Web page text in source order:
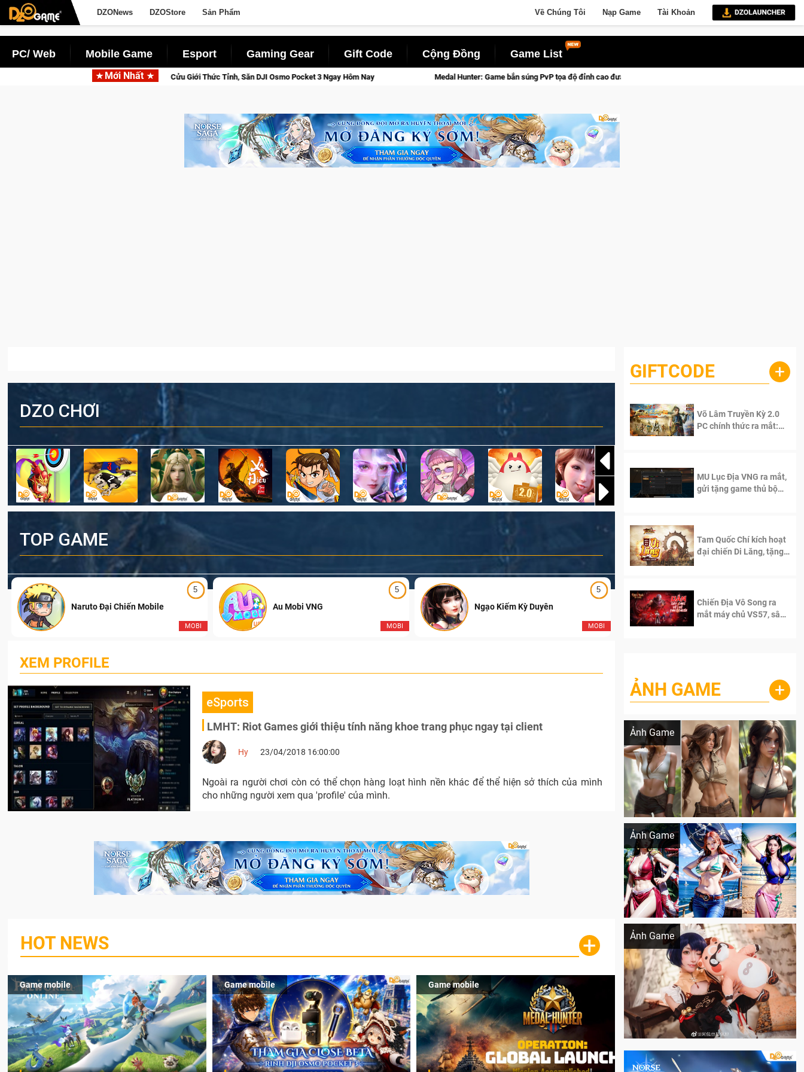
DZONews DZOStore Sản Phẩm Về Chúng Tôi Nạp Game Tài Khoản
PC/ Web Mobile Game Esport Gaming Gear Gift Code Cộng Đồng Game List
Mới Nhất
Closed Beta Norse Saga: Cửu Giới Thức Tỉnh, Săn DJI Osmo Pocket 3 Ngay Hôm Nay Medal Hunter: Game bắn súng PvP tọa độ đỉnh cao đưa bạn vào các chiến dịch lịch sử khốc liệt
DZO CHƠI
TOP GAME
5
MOBI
Naruto Đại Chiến Mobile
5
MOBI
Au Mobi VNG
5
MOBI
Ngạo Kiếm Kỳ Duyên Ngạo Thiên Mobile
XEM PROFILE
eSports
LMHT: Riot Games giới thiệu tính năng khoe trang phục ngay tại client
Hy 23/04/2018 16:00:00
Ngoài ra người chơi còn có thể chọn hàng loạt hình nền khác để thể hiện sở thích của mình
cho những người xem qua 'profile' của mình.
HOT NEWS +
Game mobile Game mobile Game mobile
GIFTCODE +
Võ Lâm Truyền Kỳ 2.0
PC chính thức ra mắt:
MU Lục Địa VNG ra mắt,
gửi tặng game thủ bộ
Tam Quốc Chí kích hoạt
đại chiến Di Lăng, tặng
Chiến Địa Vô Song ra
mắt máy chủ VS57, sân
ẢNH GAME +
Ảnh Game
Lala Croft vừa nóng vừa xinh dưới nét vẽ
Ảnh Game
Khi AI Cosplay gái đẹp One Piece
Ảnh Game
Cosplay Xiangling siêu cute